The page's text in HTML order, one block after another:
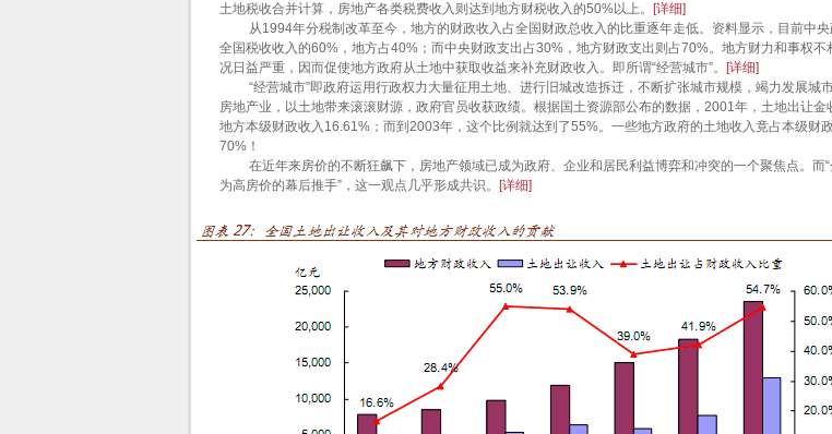
土地税收合并计算，房地产各类税费收入则达到地方财税收入的50%以上。
[详细]
从1994年分税制改革至今，地方的财政收入占全国财政总收入的比重逐年走低。资料显示，目前中央
全国税收收入的60%，地方占40%；而中央财政支出占30%，地方财政支出则占70%。地方财力和事权不
况日益严重，因而促使地方政府从土地中获取收益来补充财政收入。即所谓“经营城市”。
[详细]
“经营城市”即政府运用行政权力大量征用土地、进行旧城改造拆迁，不断扩张城市规模，竭力发展城
房地产业，以土地带来滚滚财源，政府官员收获政绩。根据国土资源部公布的数据，2001年，土地出让金
地方本级财政收入16.61%；而到2003年，这个比例就达到了55%。一些地方政府的土地收入竟占本级财
70%！
在近年来房价的不断狂飙下，房地产领域已成为政府、企业和居民利益博弈和冲突的一个聚焦点。而“
为高房价的幕后推手”，这一观点几乎形成共识。
[详细]